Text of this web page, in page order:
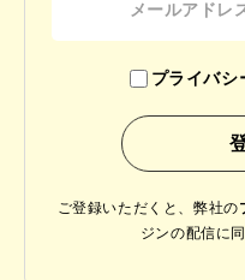
プライバシ
ご登録いただくと、弊社の
ジンの配信に